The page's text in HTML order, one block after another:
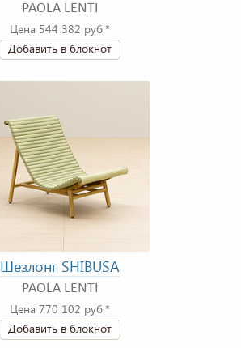
PAOLA LENTI
Цена 544 382 руб.*
Добавить в блокнот
Шезлонг SHIBUSA
PAOLA LENTI
Цена 770 102 руб.*
Добавить в блокнот